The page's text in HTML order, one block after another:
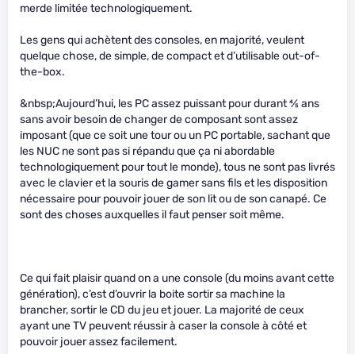
merde limitée technologiquement.
Les gens qui achètent des consoles, en majorité, veulent
quelque chose, de simple, de compact et d’utilisable out-of-
the-box.
&nbsp;Aujourd’hui, les PC assez puissant pour durant4⁄5ans
sans avoir besoin de changer de composant sont assez
imposant (que ce soit une tour ou un PC portable, sachant que
les NUC ne sont pas si répandu que ça ni abordable
technologiquement pour tout le monde), tous ne sont pas livrés
avec le clavier et la souris de gamer sans fils et les disposition
nécessaire pour pouvoir jouer de son lit ou de son canapé. Ce
sont des choses auxquelles il faut penser soit même.
Ce qui fait plaisir quand on a une console (du moins avant cette
génération), c’est d’ouvrir la boite sortir sa machine la
brancher, sortir le CD du jeu et jouer. La majorité de ceux
ayant une TV peuvent réussir à caser la console à côté et
pouvoir jouer assez facilement.